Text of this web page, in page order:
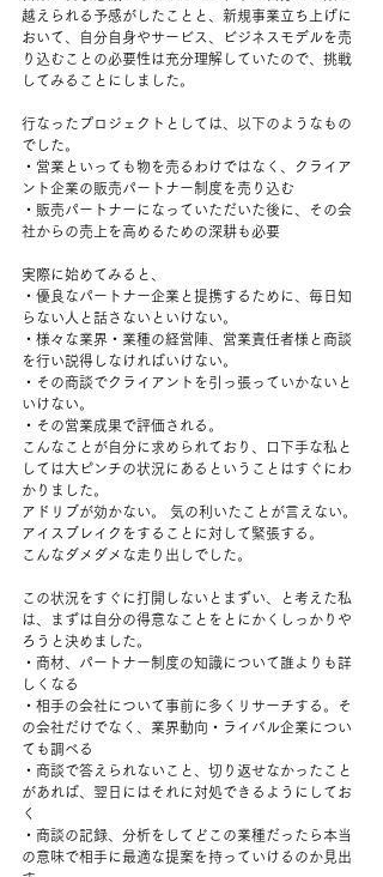
越えられる予感がしたことと、新規事業立ち上げに
おいて、自分自身やサービス、ビジネスモデルを売
り込むことの必要性は充分理解していたので、挑戦
してみることにしました。
行なったプロジェクトとしては、以下のようなもの
でした。
・営業といっても物を売るわけではなく、クライア
ント企業の販売パートナー制度を売り込む
・販売パートナーになっていただいた後に、その会
社からの売上を高めるための深耕も必要
実際に始めてみると、
・優良なパートナー企業と提携するために、毎日知
らない人と話さないといけない。
・様々な業界・業種の経営陣、営業責任者様と商談
を行い説得しなければいけない。
・その商談でクライアントを引っ張っていかないと
いけない。
・その営業成果で評価される。
こんなことが自分に求められており、口下手な私と
しては大ピンチの状況にあるということはすぐにわ
かりました。
アドリブが効かない。 気の利いたことが言えない。
アイスブレイクをすることに対して緊張する。
こんなダメダメな走り出しでした。
この状況をすぐに打開しないとまずい、と考えた私
は、まずは自分の得意なことをとにかくしっかりや
ろうと決めました。
・商材、パートナー制度の知識について誰よりも詳
しくなる
・相手の会社について事前に多くリサーチする。そ
の会社だけでなく、業界動向・ライバル企業につい
ても調べる
・商談で答えられないこと、切り返せなかったこと
があれば、翌日にはそれに対処できるようにしてお
く
・商談の記録、分析をしてどこの業種だったら本当
の意味で相手に最適な提案を持っていけるのか見出